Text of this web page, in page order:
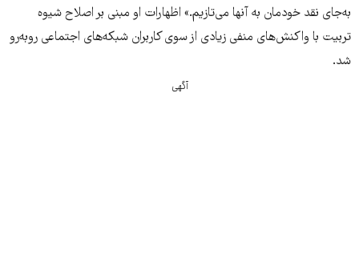
به‌جای نقد خودمان به آنها می‌تازیم.» اظهارات او مبنی بر اصلاح شیوه
تربیت با واکنش‌های منفی زیادی از سوی کاربران شبکه‌های اجتماعی روبه‌رو
شد.
آگهی